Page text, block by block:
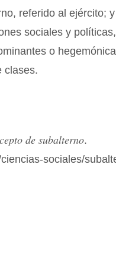
referido al ejército;
sociales y
o
clases.
de subalterno.
sociales/